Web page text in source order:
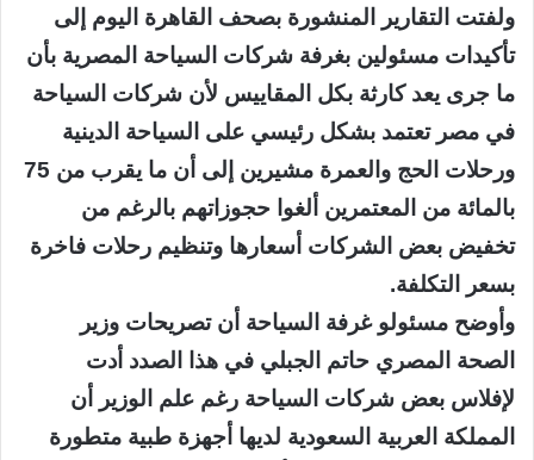
ولفتت التقارير المنشورة بصحف القاهرة اليوم إلى
تأكيدات مسئولين بغرفة شركات السياحة المصرية بأن
ما جرى يعد كارثة بكل المقاييس لأن شركات السياحة
في مصر تعتمد بشكل رئيسي على السياحة الدينية
ورحلات الحج والعمرة مشيرين إلى أن ما يقرب من 75
بالمائة من المعتمرين ألغوا حجوزاتهم بالرغم من
تخفيض بعض الشركات أسعارها وتنظيم رحلات فاخرة
بسعر التكلفة.
وأوضح مسئولو غرفة السياحة أن تصريحات وزير
الصحة المصري حاتم الجبلي في هذا الصدد أدت
لإفلاس بعض شركات السياحة رغم علم الوزير أن
المملكة العربية السعودية لديها أجهزة طبية متطورة